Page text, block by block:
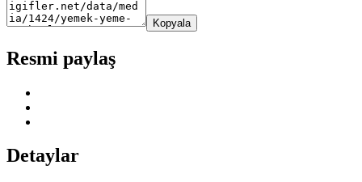
Kopyala
Resmi paylaş
Detaylar